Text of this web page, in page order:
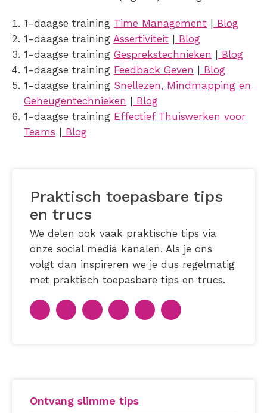
1-daagse training Time Management
Blog
1-daagse training Assertiviteit
Blog
1-daagse training Gesprekstechnieken
Blog
1-daagse training Feedback Geven
Blog
1-daagse training Snellezen, Mindmapping en
Geheugentechnieken
Blog
1-daagse training Effectief Thuiswerken voor
Teams
Blog
Praktisch toepasbare tips
en trucs
We delen ook vaak praktische tips via
onze social media kanalen. Als je ons
volgt dan inspireren we je dus regelmatig
met praktisch toepasbare tips en trucs.
Ontvang slimme tips